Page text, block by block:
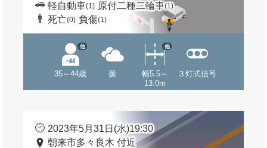
軽自動車(1) 原付二種二輪車(1)
死亡(0) 負傷(1)
35～44歳
他
曇
幅5.5～
13.0m
他
３灯式信号
2023年5月31日(水)19:30
朝来市多々良木 付近